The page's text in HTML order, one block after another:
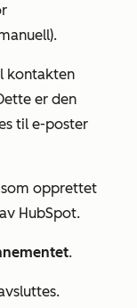
kontakten
er den
til e-poster
som opprettet
HubSpot.
.